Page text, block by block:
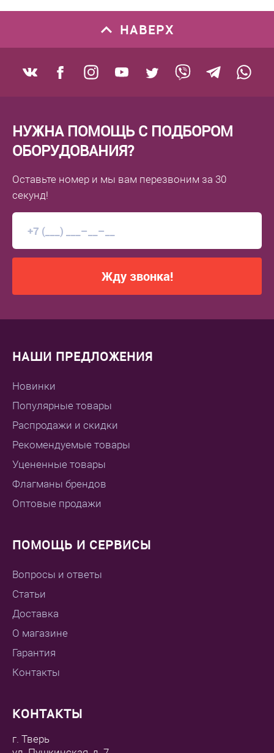
НАВЕРХ
НУЖНА ПОМОЩЬ С ПОДБОРОМ
ОБОРУДОВАНИЯ?
Оставьте номер и мы вам перезвоним за 30
секунд!
Жду звонка!
НАШИ ПРЕДЛОЖЕНИЯ
Новинки
Популярные товары
Распродажи и скидки
Рекомендуемые товары
Уцененные товары
Флагманы брендов
Оптовые продажи
ПОМОЩЬ И СЕРВИСЫ
Вопросы и ответы
Статьи
Доставка
О магазине
Гарантия
Контакты
КОНТАКТЫ
г. Тверь